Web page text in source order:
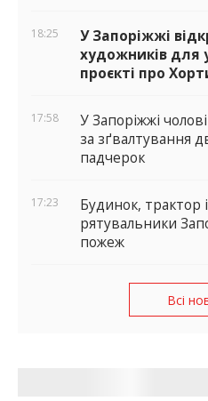
18:25
У Запоріжжі
художників для
проєкті про
17:58
У Запоріжжі
за зґвалтування
падчерок
17:23
Будинок, трактор
рятувальники
пожеж
Всі